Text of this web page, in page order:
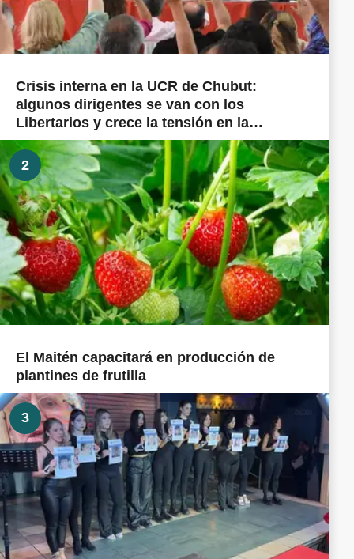
Crisis interna en la UCR de Chubut:
algunos dirigentes se van con los
Libertarios y crece la tensión en la
militancia cordillerana
2
El Maitén capacitará en producción de
plantines de frutilla
3